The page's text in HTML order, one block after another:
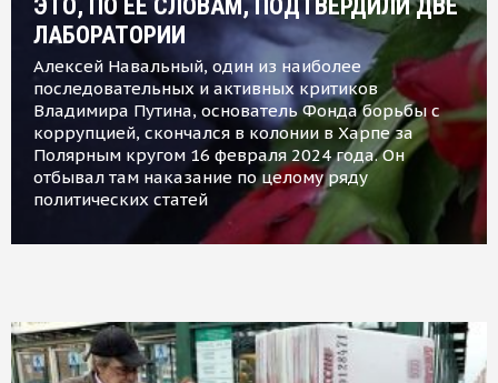
ЭТО, ПО ЕЕ СЛОВАМ, ПОДТВЕРДИЛИ ДВЕ
ЛАБОРАТОРИИ
Алексей Навальный, один из наиболее
последовательных и активных критиков
Владимира Путина, основатель Фонда борьбы с
коррупцией, скончался в колонии в Харпе за
Полярным кругом 16 февраля 2024 года. Он
отбывал там наказание по целому ряду
политических статей